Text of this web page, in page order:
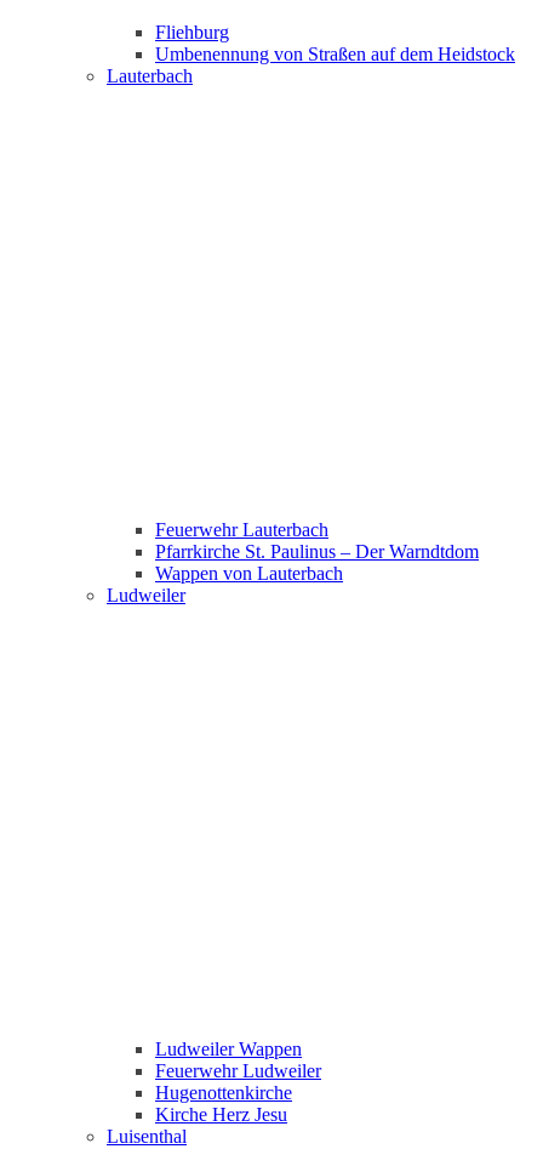
Fliehburg
Umbenennung von Straßen auf dem Heidstock
Lauterbach
Feuerwehr Lauterbach
Pfarrkirche St. Paulinus – Der Warndtdom
Wappen von Lauterbach
Ludweiler
Ludweiler Wappen
Feuerwehr Ludweiler
Hugenottenkirche
Kirche Herz Jesu
Luisenthal